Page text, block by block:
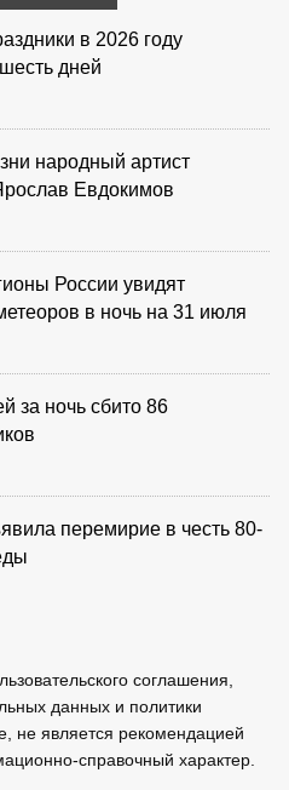
в 2026 году
дней
народный артист
Евдокимов
России увидят
в ночь на 31 июля
за ночь сбито 86
перемирие в честь 80-
соглашения,
данных и политики
не является рекомендацией
справочный характер.